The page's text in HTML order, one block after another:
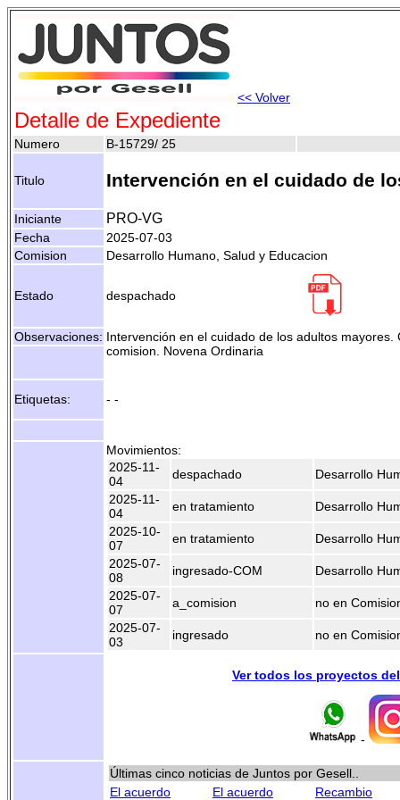
<< Volver
Detalle de Expediente
Numero B-15729/ 25
Titulo Intervención en el cuidado de
Iniciante PRO-VG
Fecha
2025-07-03
Comision
Desarrollo Humano, Salud y Educacion
Estado despachado
Observaciones: Intervención en el cuidado de los adultos
comision. Novena Ordinaria
Etiquetas: - -
Movimientos:
2025-11-
04
despachado
Desarrollo
2025-11-
04
en tratamiento
Desarrollo
2025-10-
07
en tratamiento
Desarrollo
2025-07-
08
ingresado-COM
Desarrollo
2025-07-
07
a_comision
no en
2025-07-
03
ingresado no en
Ver todos los proyectos
-
Últimas cinco noticias de Juntos por Gesell..
El acuerdo
El acuerdo
Recambio